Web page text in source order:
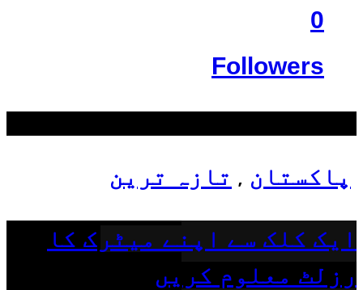
0
Followers
پاکستان , تازہ ترین
ایک کلک سے اپنے میٹرک کا
رزلٹ معلوم کریں